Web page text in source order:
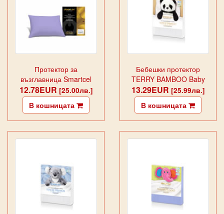
Протектор за
възглавница Smartcel
Gold Lila
12.78EUR [25.00лв.]
В кошницата
Бебешки протектор
TERRY BAMBOO Baby
13.29EUR [25.99лв.]
В кошницата